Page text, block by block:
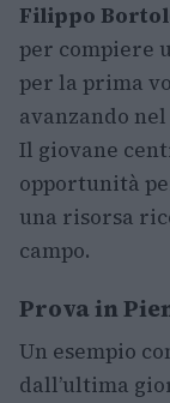
Filippo
per compiere
per la prima
avanzando
Il giovane
opportunità
una risorsa
campo.
Prova in
Un esempio
dall’ultima